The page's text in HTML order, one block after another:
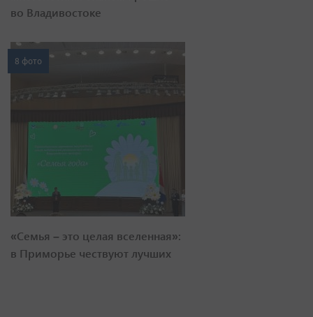
во Владивостоке
8 фото
«Семья – это целая вселенная»:
в Приморье чествуют лучших